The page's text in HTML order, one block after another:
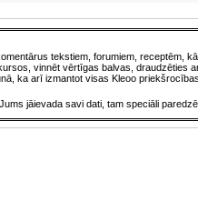
tekstiem, forumiem, receptēm,
vinnēt vērtīgas balvas, draudzēties
ka arī izmantot visas Kleoo
jāievada savi dati, tam speciāli